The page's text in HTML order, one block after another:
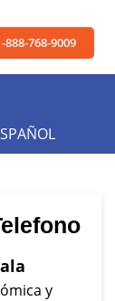
888-768-9009
y